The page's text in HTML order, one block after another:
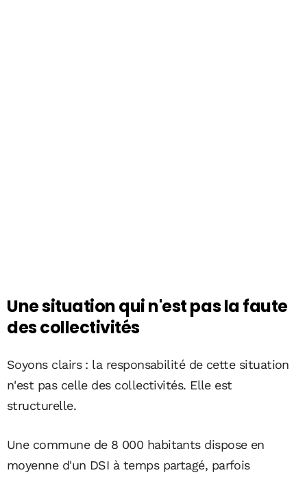
Une situation qui n'est pas la faute
des collectivités
Soyons clairs : la responsabilité de cette situation
n'est pas celle des collectivités. Elle est
structurelle.
Une commune de 8 000 habitants dispose en
moyenne d'un DSI à temps partagé, parfois